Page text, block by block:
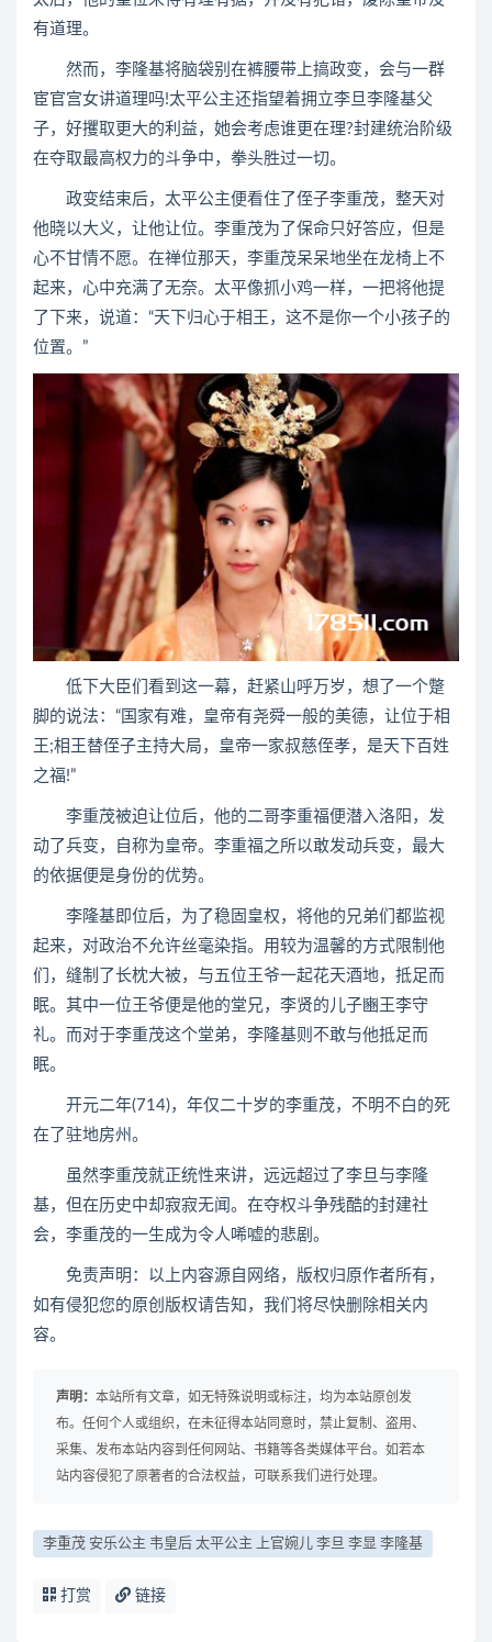
有道理。
然而，李隆基将脑袋别在裤腰带上搞政变，会与一群
宦官宫女讲道理吗!太平公主还指望着拥立李旦李隆基父
子，好攫取更大的利益，她会考虑谁更在理?封建统治阶级
在夺取最高权力的斗争中，拳头胜过一切。
政变结束后，太平公主便看住了侄子李重茂，整天对
他晓以大义，让他让位。李重茂为了保命只好答应，但是
心不甘情不愿。在禅位那天，李重茂呆呆地坐在龙椅上不
起来，心中充满了无奈。太平像抓小鸡一样，一把将他提
了下来，说道：“天下归心于相王，这不是你一个小孩子的
位置。”
低下大臣们看到这一幕，赶紧山呼万岁，想了一个蹩
脚的说法：“国家有难，皇帝有尧舜一般的美德，让位于相
王;相王替侄子主持大局，皇帝一家叔慈侄孝，是天下百姓
之福!”
李重茂被迫让位后，他的二哥李重福便潜入洛阳，发
动了兵变，自称为皇帝。李重福之所以敢发动兵变，最大
的依据便是身份的优势。
李隆基即位后，为了稳固皇权，将他的兄弟们都监视
起来，对政治不允许丝毫染指。用较为温馨的方式限制他
们，缝制了长枕大被，与五位王爷一起花天酒地，抵足而
眠。其中一位王爷便是他的堂兄，李贤的儿子豳王李守
礼。而对于李重茂这个堂弟，李隆基则不敢与他抵足而
眠。
开元二年(714)，年仅二十岁的李重茂，不明不白的死
在了驻地房州。
虽然李重茂就正统性来讲，远远超过了李旦与李隆
基，但在历史中却寂寂无闻。在夺权斗争残酷的封建社
会，李重茂的一生成为令人唏嘘的悲剧。
免责声明：以上内容源自网络，版权归原作者所有，
如有侵犯您的原创版权请告知，我们将尽快删除相关内
容。
声明： 本站所有文章，如无特殊说明或标注，均为本站原创发
布。任何个人或组织，在未征得本站同意时，禁止复制、盗用、
采集、发布本站内容到任何网站、书籍等各类媒体平台。如若本
站内容侵犯了原著者的合法权益，可联系我们进行处理。
李重茂 安乐公主 韦皇后 太平公主 上官婉儿 李旦 李显 李隆基
打赏 链接